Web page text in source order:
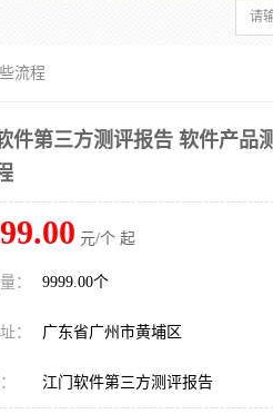
流程
件第三方测评报告 软件产品
99.00 元/个 起
： 9999.00个
： 广东省广州市黄埔区
江门软件第三方测评报告